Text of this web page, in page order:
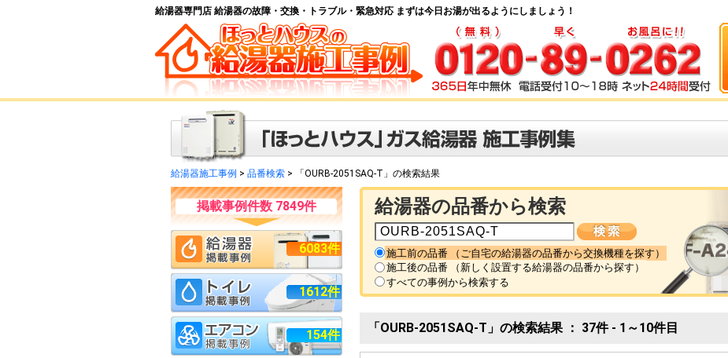
給湯器専門店 給湯器の故障・交換・トラブル・緊急対応 まずは今日お湯が出るようにしましょう！
給湯器施工事例 > 品番検索 > 「OURB-2051SAQ-T」の検索結果
掲載事例件数 7849件
6083件
1612件
154件
給湯器の品番から検索
施工前の品番 （ご自宅の給湯器の品番から交換機種を探す）
施工後の品番 （新しく設置する給湯器の品番から探す）
すべての事例から検索する
「OURB-2051SAQ-T」の検索結果 ： 37件 - 1～10件目